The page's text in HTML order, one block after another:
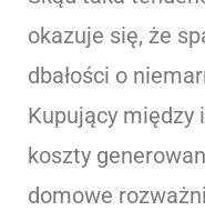
okazuje się, że
dbałości o
Kupujący między
koszty
domowe